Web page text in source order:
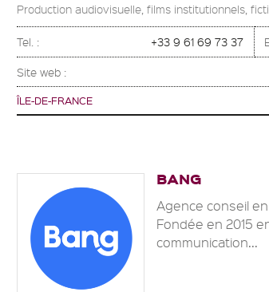
Production audiovisuelle, films institutionnels,
Tel. : +33 9 61 69 73 37
Site web :
ÎLE-DE-FRANCE
BANG
Agence conseil
Fondée en 2015
communication...